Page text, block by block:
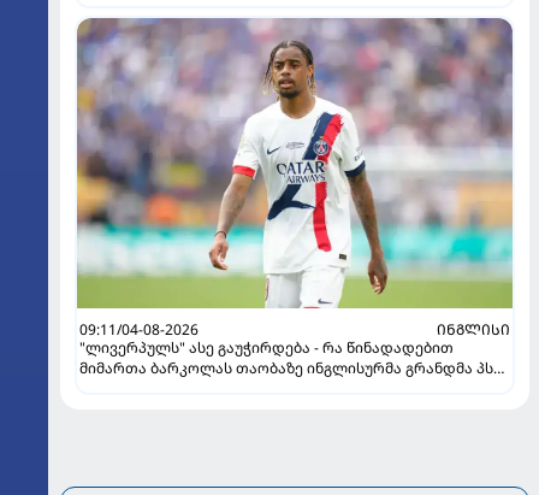
09:11/04-08-2026
ᲘᲜᲒᲚᲘᲡᲘ
"ლივერპულს" ასე გაუჭირდება - რა წინადადებით
მიმართა ბარკოლას თაობაზე ინგლისურმა გრანდმა პსჟ-